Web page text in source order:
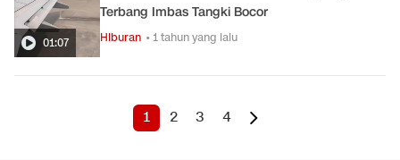
01:07
Terbang Imbas Tangki Bocor
Hiburan • 1 tahun yang lalu
1 2 3 4